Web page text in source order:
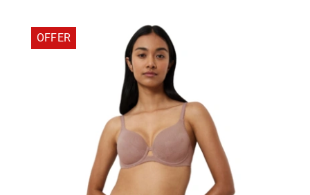
38,25 €.
OFFER